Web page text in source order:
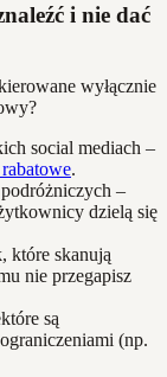
i nie dać
wyłącznie
social mediach –
.
–
dzielą się
które skanują
nie przegapisz
są
(np.